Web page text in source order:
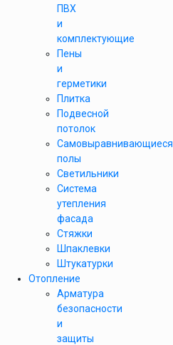
ПВХ
и
комплектующие
Пены
и
герметики
Плитка
Подвесной
потолок
Самовыравнивающиеся
полы
Светильники
Система
утепления
фасада
Стяжки
Шпаклевки
Штукатурки
Отопление
Арматура
безопасности
и
защиты